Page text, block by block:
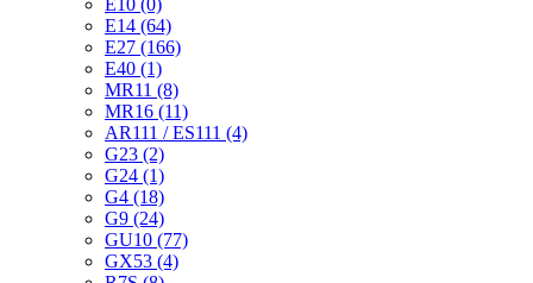
E10 (0)
E14 (64)
E27 (166)
E40 (1)
MR11 (8)
MR16 (11)
AR111 / ES111 (4)
G23 (2)
G24 (1)
G4 (18)
G9 (24)
GU10 (77)
GX53 (4)